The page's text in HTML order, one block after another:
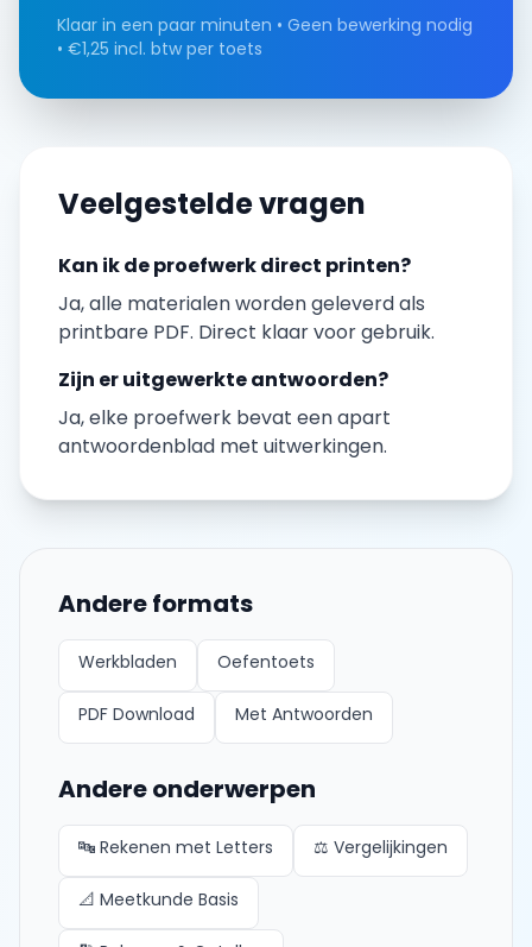
Klaar in een paar minuten • Geen bewerking nodig
• €1,25 incl. btw per toets
Veelgestelde vragen
Kan ik deproefwerkdirect printen?
Ja, alle materialen worden geleverd als
printbare PDF. Direct klaar voor gebruik.
Zijn er uitgewerkte antwoorden?
Ja, elke proefwerk bevat een apart
antwoordenblad met uitwerkingen.
Andere formats
Werkbladen Oefentoets
PDF Download Met Antwoorden
Andere onderwerpen
🔤 Rekenen met Letters ⚖️ Vergelijkingen
📐 Meetkunde Basis